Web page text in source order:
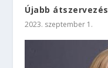
Újabb
2023. szeptember 1.